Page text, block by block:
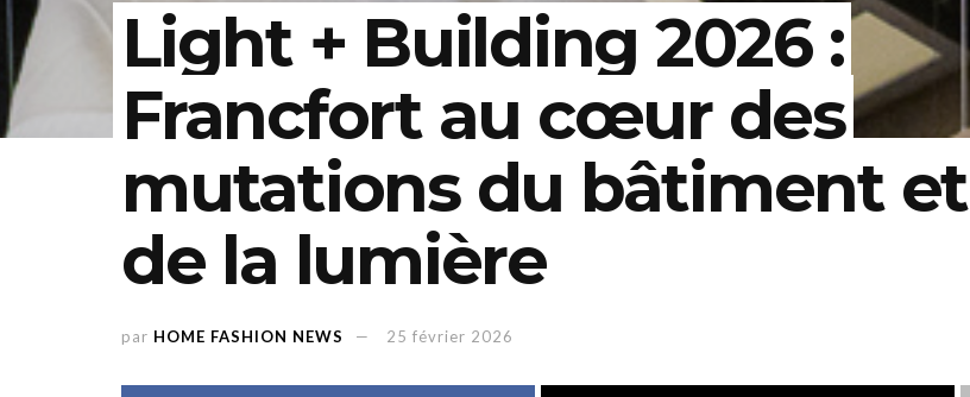
Light + Building 2026 :
Francfort au cœur des
mutations du bâtiment et
de la lumière
par HOME FASHION NEWS 25 février 2026